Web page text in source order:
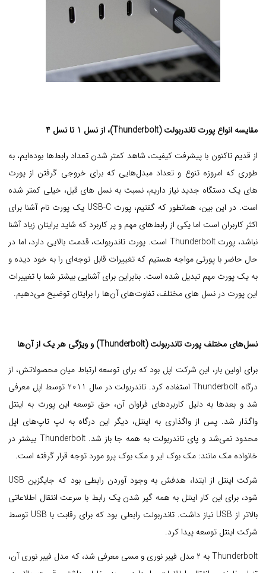
مقایسه انواع پورت تاندربولت (Thunderbolt)، از نسل 1 تا نسل 4
از قدیم تاکنون با پیشرفت کیفیت، شاهد کمتر شدن تعداد رابط‌ها بوده‌ایم، به
طوری که امروزه تنوع و تعداد مبدل‌هایی که برای خروجی گرفتن از پورت
های یک دستگاه جدید نیاز داریم، نسبت به نسل های قبل، خیلی کمتر شده
است. در این بین، همانطور که گفتیم، پورت USB-C یک پورت نام آشنا برای
اکثر کاربران است اما یکی از رابط‌های مهم و پر کاربرد که شاید برایتان زیاد آشنا
نباشد، پورت Thunderbolt است. پورت تاندربولت، قدمت بالایی دارد، اما در
حال حاضر با پورتی مواجه هستیم که تغییرات قابل توجه‌ای را به خود دیده و
به یک پورت مهم تبدیل شده است. بنابراین برای آشنایی بیشتر شما با تغییرات
این پورت در نسل های مختلف، تفاوت‌های آن‌ها را برایتان توضیح می‌دهیم.
نسل‌های مختلف پورت تاندربولت (Thunderbolt) و ویژگی هر یک از آن‌ها
برای اولین بار، این شرکت اپل بود که برای توسعه ارتباط میان محصولاتش، از
درگاه Thunderbolt استفاده کرد. تاندربولت در سال 2011 توسط اپل معرفی
شد و بعدها به دلیل کاربردهای فراوان آن، حق توسعه این پورت به اینتل
واگذار شد. پس از واگذاری به اینتل، دیگر این درگاه به لپ تاپ‌های اپل
محدود نمی‌شد و پای تاندربولت به همه جا باز شد. Thunderbolt بیشتر در
خانواده مک مانند: مک بوک ایر و مک بوک پرو مورد توجه قرار گرفته است.
شرکت اینتل از ابتدا، هدفش به وجود آوردن رابطی بود که جایگزین USB
شود، برای این کار اینتل به همه گیر شدن یک رابط با سرعت انتقال اطلاعاتی
بالاتر از USB نیاز داشت. تاندربولت رابطی بود که برای رقابت با USB توسط
شرکت اینتل توسعه پیدا کرد.
Thunderbolt به 2 مدل فیبر نوری و مسی معرفی شد، که مدل فیبر نوری آن،